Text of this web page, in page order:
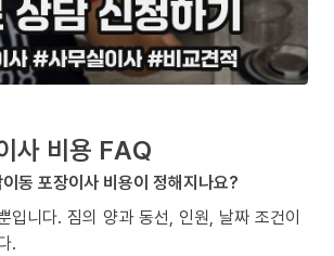
사 비용 FAQ
동 포장이사 비용이 정해지나요?
입니다. 짐의 양과 동선, 인원, 날짜 조건이
.